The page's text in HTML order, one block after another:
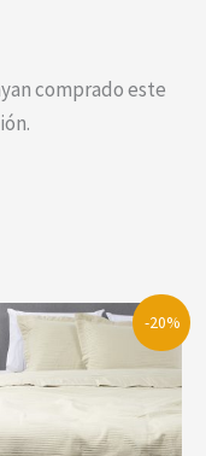
comprado este
-20%